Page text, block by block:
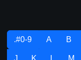
.#0-9 A B
J K M